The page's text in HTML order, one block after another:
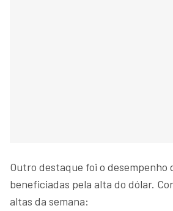
Outro destaque foi o desempenho
beneficiadas pela alta do dólar.
altas da semana: